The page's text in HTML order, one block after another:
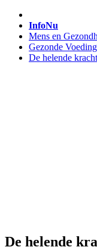
InfoNu
Mens en
Gezonde Voeding
De helende
De helende